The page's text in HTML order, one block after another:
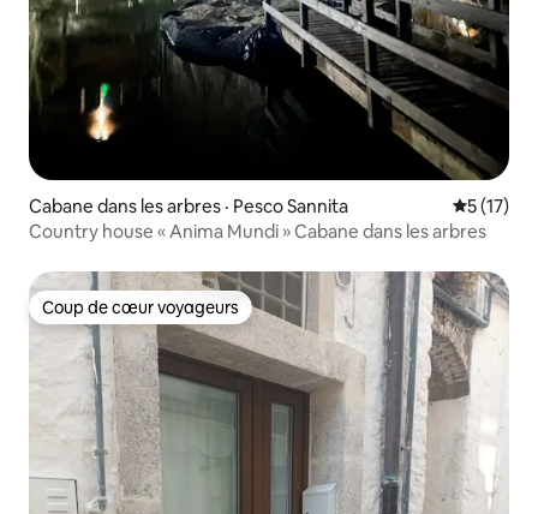
Cabane dans les arbres · Pesco Sannita Note
5 (17)
Country house « Anima Mundi » Cabane dans les arbres
Coup de cœur voyageurs
Coup de cœur voyageurs